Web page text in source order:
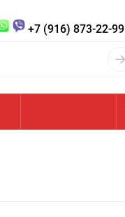
+7 (916) 873-22-99